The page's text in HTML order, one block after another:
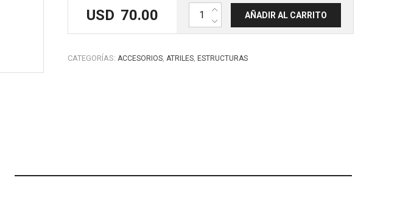
USD 70.00 Soporte universal para tablet. AMS ASM 1001
AÑADIR AL CARRITO
CATEGORÍAS: ACCESORIOS, ATRILES, ESTRUCTURAS